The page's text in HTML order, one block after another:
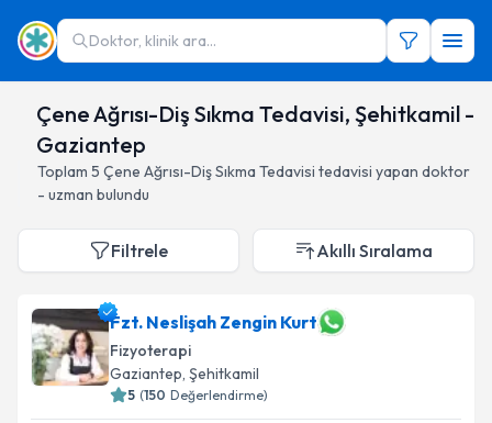
Doktor, klinik ara...
Çene Ağrısı-Diş Sıkma Tedavisi, Şehitkamil -
Gaziantep
Toplam 5 Çene Ağrısı-Diş Sıkma Tedavisi tedavisi yapan doktor
- uzman bulundu
Filtrele Akıllı Sıralama
Fzt. Neslişah Zengin Kurt
Fizyoterapi
Gaziantep, Şehitkamil
5 (150 Değerlendirme)